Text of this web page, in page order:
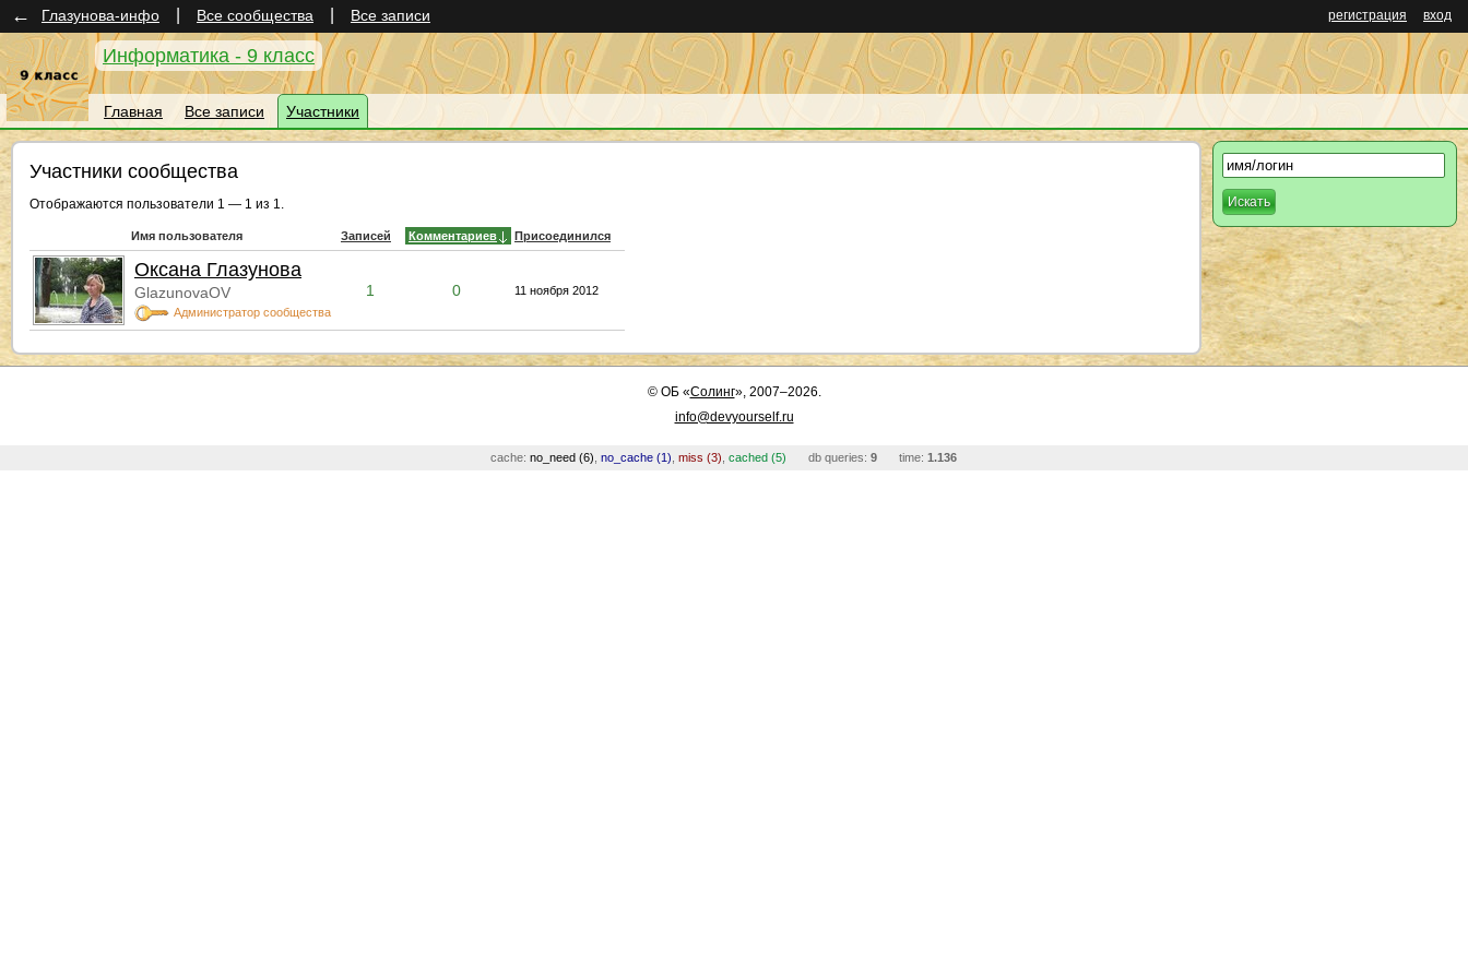
← Глазунова-инфо вход
регистрация
Все сообщества Все записи
Информатика - 9 класс
Главная Все записи Участники
Участники сообщества
Отображаются пользователи 1 — 1 из 1.
Имя пользователя Записей Комментариев Присоединился
Оксана Глазунова
GlazunovaOV
Администратор сообщества
1 0 11 ноября 2012
Искать
©ОБ «Солинг», 2007–2026.
info@devyourself.ru
cache: no_need (6) no_cache (1) miss (3) cached (5) db queries: 9 time: 1.136